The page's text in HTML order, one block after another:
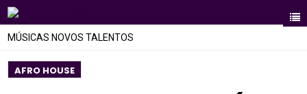
MÚSICAS NOVOS TALENTOS
AFRO HOUSE